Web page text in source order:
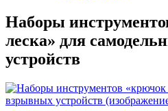
Наборы
леска» для
устройств